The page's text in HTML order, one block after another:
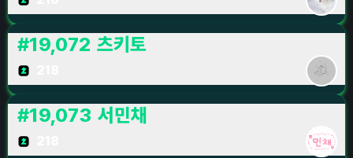
#19,072 츠키토
#19,073 서민채